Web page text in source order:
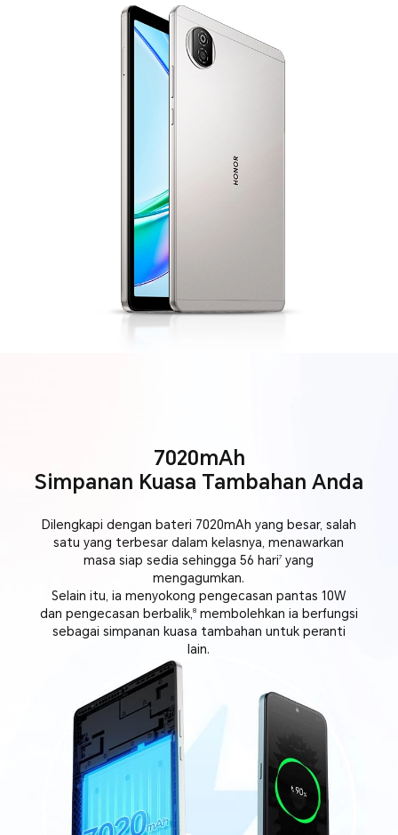
7020mAh
Simpanan Kuasa Tambahan Anda
Dilengkapi dengan bateri 7020mAh yang besar, salah
satu yang terbesar dalam kelasnya, menawarkan
masa siap sedia sehingga 56 hari7 yang
mengagumkan.
Selain itu, ia menyokong pengecasan pantas 10W
dan pengecasan berbalik, 8membolehkan ia berfungsi
sebagai simpanan kuasa tambahan untuk peranti
lain.